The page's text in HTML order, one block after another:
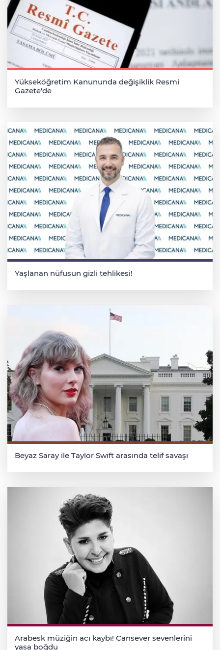
Yükseköğretim Kanununda değişiklik Resmi
Gazete'de
Yaşlanan nüfusun gizli tehlikesi!
Beyaz Saray ile Taylor Swift arasında telif savaşı
Arabesk müziğin acı kaybı! Cansever sevenlerini
yasa boğdu